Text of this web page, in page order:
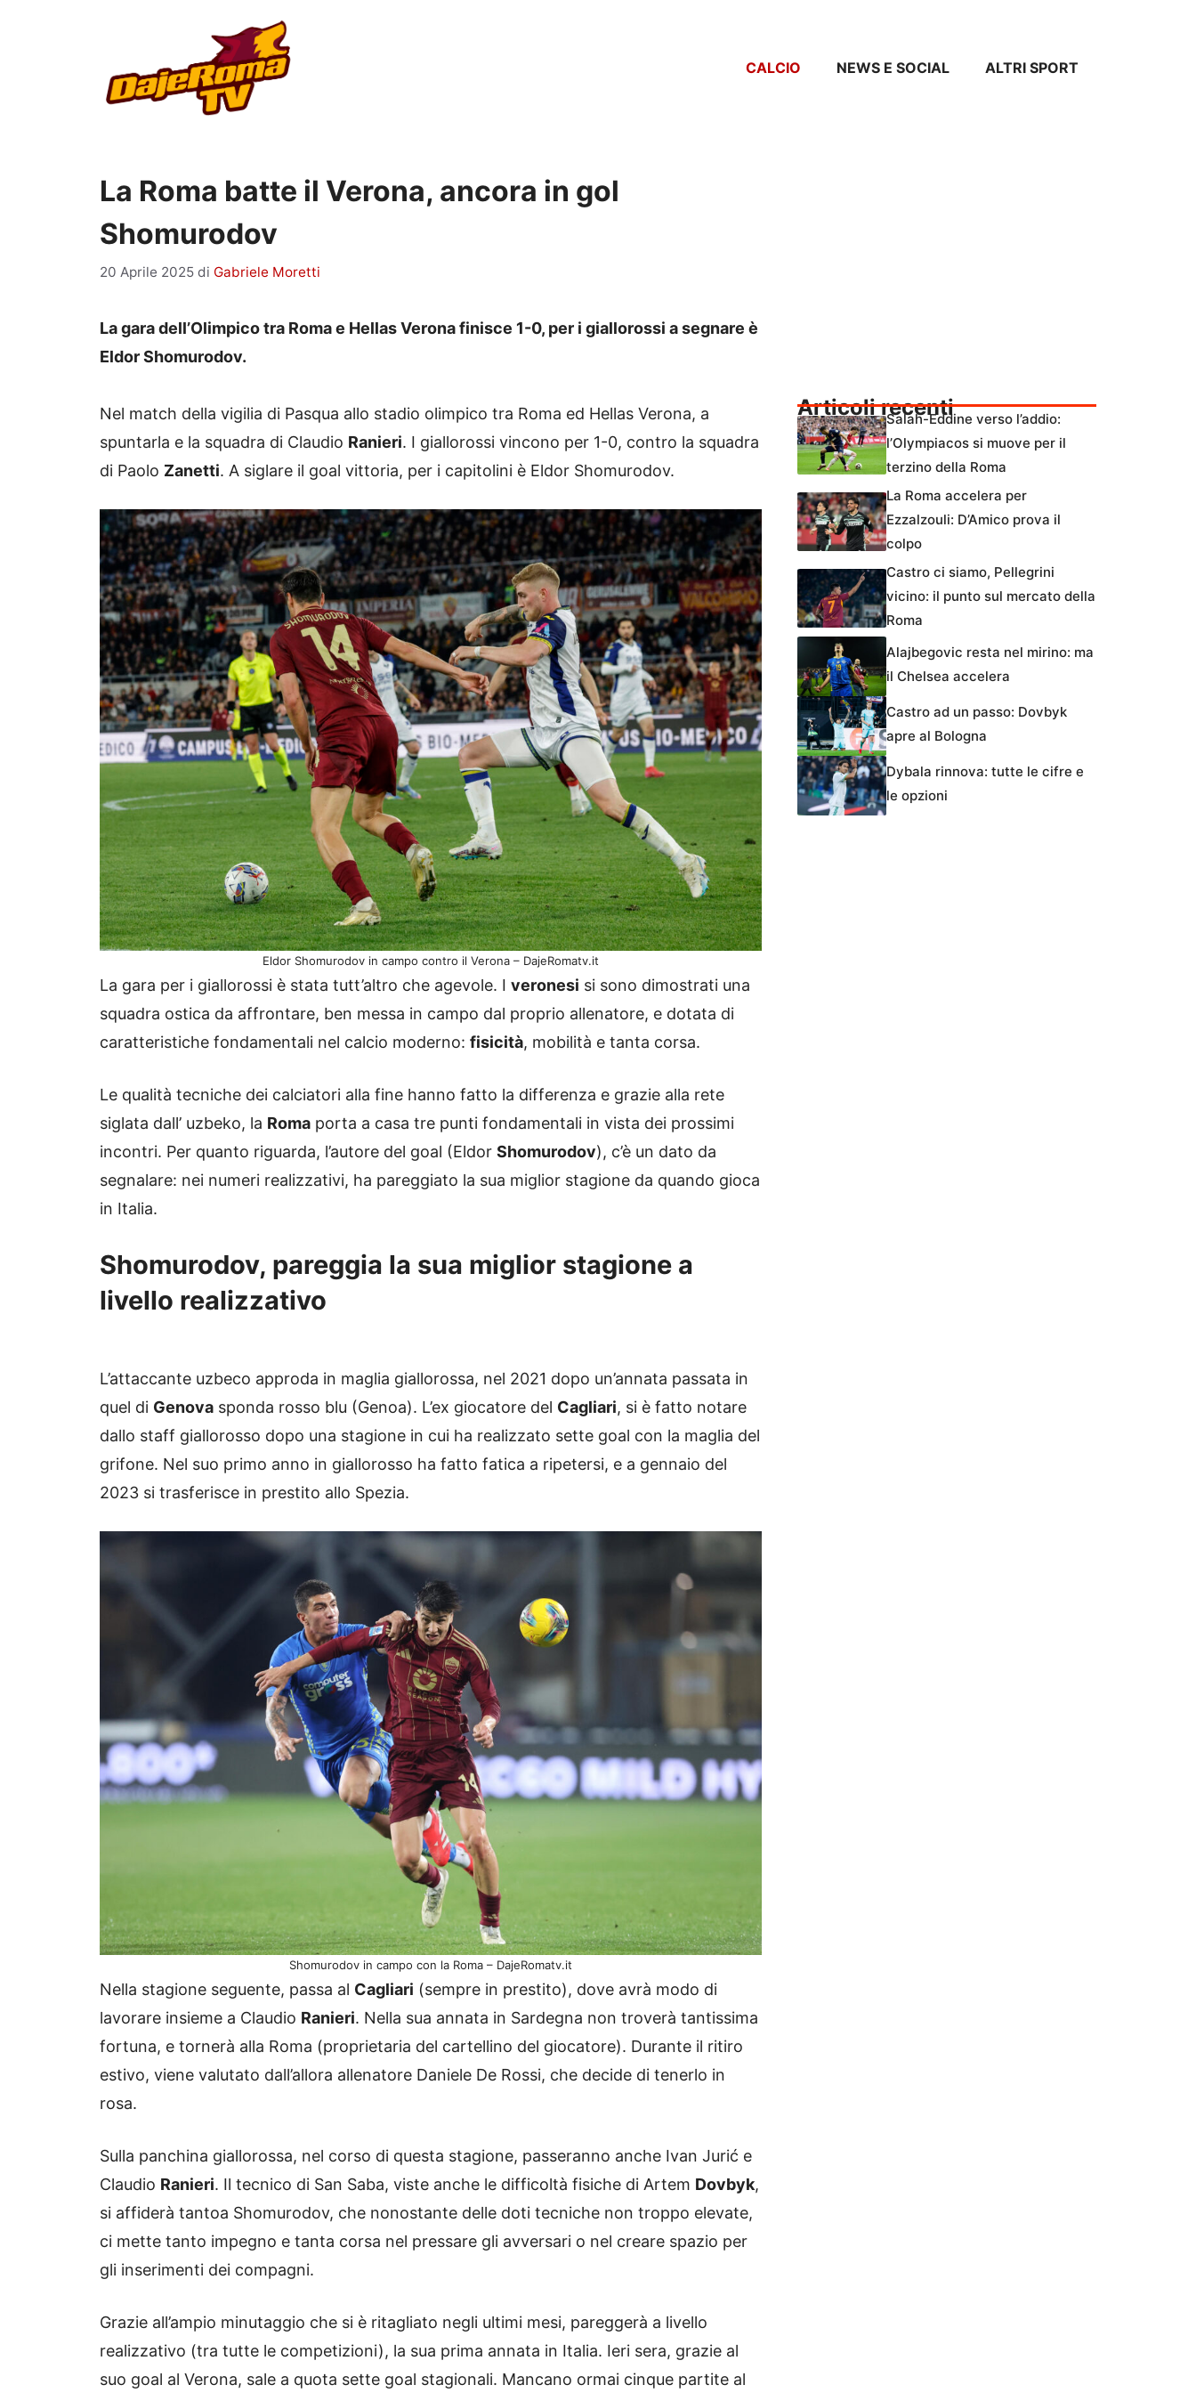
CALCIO NEWS E SOCIAL ALTRI SPORT
La Roma batte il Verona, ancora in gol
Shomurodov
20 Aprile 2025 di Gabriele Moretti
La gara dell’Olimpico tra Roma e Hellas Verona finisce 1-0, per i giallorossi a segnare è
Eldor Shomurodov.
Nel match della vigilia di Pasqua allo stadio olimpico tra Roma ed Hellas Verona, a
spuntarla e la squadra di Claudio Ranieri. I giallorossi vincono per 1-0, contro la squadra
di Paolo Zanetti. A siglare il goal vittoria, per i capitolini è Eldor Shomurodov.
Eldor Shomurodov in campo contro il Verona – DajeRomatv.it
La gara per i giallorossi è stata tutt’altro che agevole. I veronesi si sono dimostrati una
squadra ostica da affrontare, ben messa in campo dal proprio allenatore, e dotata di
caratteristiche fondamentali nel calcio moderno: fisicità, mobilità e tanta corsa.
Le qualità tecniche dei calciatori alla fine hanno fatto la differenza e grazie alla rete
siglata dall’ uzbeko, la Roma porta a casa tre punti fondamentali in vista dei prossimi
incontri. Per quanto riguarda, l’autore del goal (Eldor Shomurodov), c’è un dato da
segnalare: nei numeri realizzativi, ha pareggiato la sua miglior stagione da quando gioca
in Italia.
Shomurodov, pareggia la sua miglior stagione a
livello realizzativo
L’attaccante uzbeco approda in maglia giallorossa, nel 2021 dopo un’annata passata in
quel di Genova sponda rosso blu (Genoa). L’ex giocatore del Cagliari, si è fatto notare
dallo staff giallorosso dopo una stagione in cui ha realizzato sette goal con la maglia del
grifone. Nel suo primo anno in giallorosso ha fatto fatica a ripetersi, e a gennaio del
2023 si trasferisce in prestito allo Spezia.
Shomurodov in campo con la Roma – DajeRomatv.it
Nella stagione seguente, passa al Cagliari (sempre in prestito), dove avrà modo di
lavorare insieme a Claudio Ranieri. Nella sua annata in Sardegna non troverà tantissima
fortuna, e tornerà alla Roma (proprietaria del cartellino del giocatore). Durante il ritiro
estivo, viene valutato dall’allora allenatore Daniele De Rossi, che decide di tenerlo in
rosa.
Sulla panchina giallorossa, nel corso di questa stagione, passeranno anche Ivan Jurić e
Claudio Ranieri. Il tecnico di San Saba, viste anche le difficoltà fisiche di Artem Dovbyk,
si affiderà tantoa Shomurodov, che nonostante delle doti tecniche non troppo elevate,
ci mette tanto impegno e tanta corsa nel pressare gli avversari o nel creare spazio per
gli inserimenti dei compagni.
Grazie all’ampio minutaggio che si è ritagliato negli ultimi mesi, pareggerà a livello
realizzativo (tra tutte le competizioni), la sua prima annata in Italia. Ieri sera, grazie al
suo goal al Verona, sale a quota sette goal stagionali. Mancano ormai cinque partite al
Articoli recentiSalah-Eddine verso l’addio:
l’Olympiacos si muove per il
terzino della Roma
La Roma accelera per
Ezzalzouli: D’Amico prova il
colpo
Castro ci siamo, Pellegrini
vicino: il punto sul mercato della
Roma
Alajbegovic resta nel mirino: ma
il Chelsea accelera
Castro ad un passo: Dovbyk
apre al Bologna
Dybala rinnova: tutte le cifre e
le opzioni